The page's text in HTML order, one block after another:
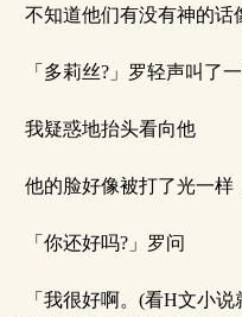
不知道他们有没有神的话
「多莉丝?」罗轻声叫了
我疑惑地抬头看向他
他的脸好像被打了光一样
「你还好吗?」罗问
「我很好啊。(看H文小说